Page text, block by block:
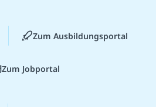
Zum Ausbildungsportal
Zum Jobportal